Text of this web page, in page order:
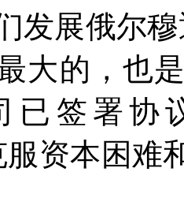
发展俄尔
大的，也
已签署协
服资本困难